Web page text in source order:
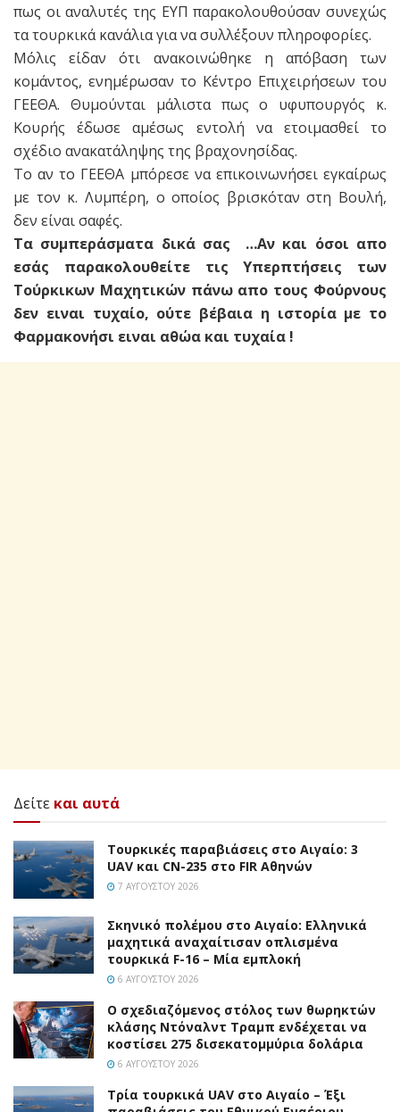
πως οι αναλυτές της ΕΥΠ παρακολουθούσαν συνεχώς
τα τουρκικά κανάλια για να συλλέξουν πληροφορίες.
Μόλις είδαν ότι ανακοινώθηκε η απόβαση των
κομάντος, ενημέρωσαν το Κέντρο Επιχειρήσεων του
ΓΕΕΘΑ. Θυμούνται μάλιστα πως ο υφυπουργός κ.
Κουρής έδωσε αμέσως εντολή να ετοιμασθεί το
σχέδιο ανακατάληψης της βραχονησίδας.
Το αν το ΓΕΕΘΑ μπόρεσε να επικοινωνήσει εγκαίρως
με τον κ. Λυμπέρη, ο οποίος βρισκόταν στη Βουλή,
δεν είναι σαφές.
Τα συμπεράσματα δικά σας …Αν και όσοι απο
εσάς παρακολουθείτε τις Υπερπτήσεις των
Τούρκικων Μαχητικών πάνω απο τους Φούρνους
δεν ειναι τυχαίο, ούτε βέβαια η ιστορία με το
Φαρμακονήσι ειναι αθώα και τυχαία !
Δείτε και αυτά
Τουρκικές παραβιάσεις στο Αιγαίο: 3
UAV και CN-235 στο FIR Αθηνών
7 ΑΥΓΟΎΣΤΟΥ 2026
Σκηνικό πολέμου στο Αιγαίο: Ελληνικά
μαχητικά αναχαίτισαν οπλισμένα
τουρκικά F-16 – Μία εμπλοκή
6 ΑΥΓΟΎΣΤΟΥ 2026
Ο σχεδιαζόμενος στόλος των θωρηκτών
κλάσης Ντόναλντ Τραμπ ενδέχεται να
κοστίσει 275 δισεκατομμύρια δολάρια
6 ΑΥΓΟΎΣΤΟΥ 2026
Τρία τουρκικά UAV στο Αιγαίο – Έξι